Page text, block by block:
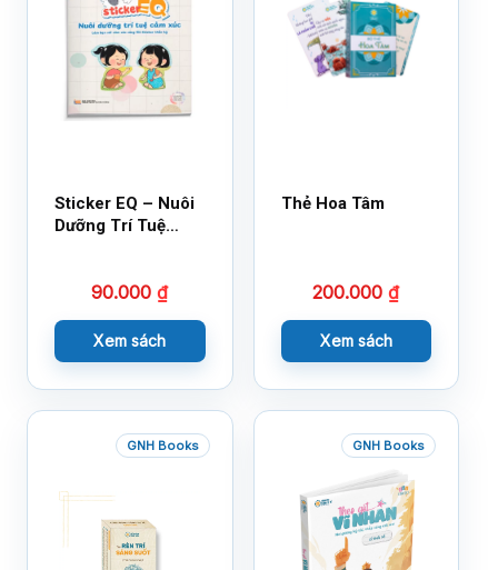
Sticker EQ – Nuôi
Dưỡng Trí Tuệ
Cùng 150 Sticker
90.000₫
Xem sách
Thẻ Hoa Tâm
200.000₫
Xem sách
GNH Books GNH Books